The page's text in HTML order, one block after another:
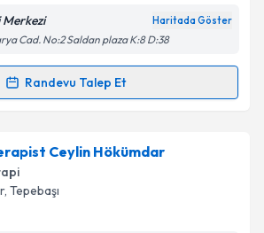
Haritada Göster
Cad. No:2 Saldan plaza K:8 D:38
Randevu Talep Et
Talebi
Rukiye Tomureriçin randevu takvimi
Size bu uzmandan randevu almanız
e-posta ile
Ceylin Hökümdar
, Tepebaşı